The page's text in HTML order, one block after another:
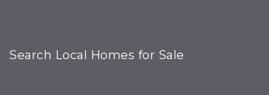
Search Local Homes for Sale